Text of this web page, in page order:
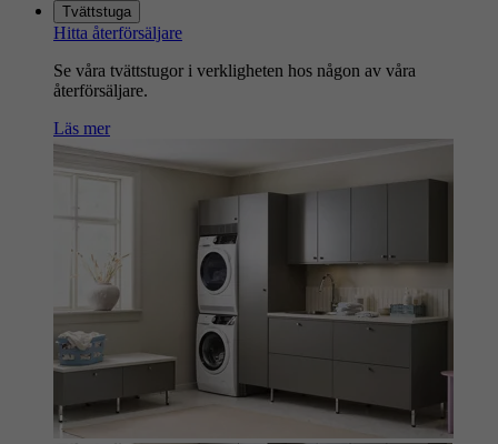
Tvättstuga
Hitta återförsäljare
Se våra tvättstugor i verkligheten hos någon av våra
återförsäljare.
Läs mer